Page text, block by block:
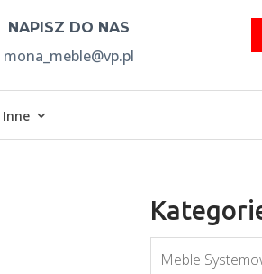
NAPISZ DO NAS
mona_meble@vp.pl
Inne
Meble